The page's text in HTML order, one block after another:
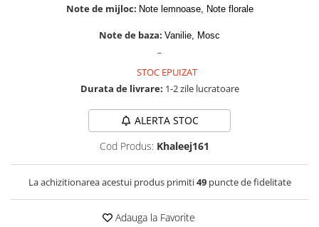
Cadouri pentru EA
Armaf
Asdaaf
Note de mijloc: Note lemnoase, Note florale
Note de baza: Vanilie, Mosc
STOC EPUIZAT
Durata de livrare: 1-2 zile lucratoare
ALERTA STOC
Cod Produs: Khaleej161
La achizitionarea acestui produs primiti49puncte de fidelitate
Adauga la Favorite